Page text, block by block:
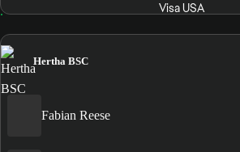
Visa USA
Hertha BSC
Fabian Reese